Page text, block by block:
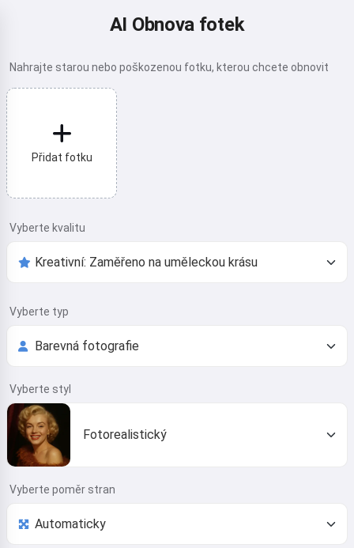
AI Obnova fotek
Nahrajte starou nebo poškozenou fotku, kterou chcete obnovit
Přidat fotku
Vyberte kvalitu
Vyberte typ
Vyberte styl
Fotorealistický
Vyberte poměr stran